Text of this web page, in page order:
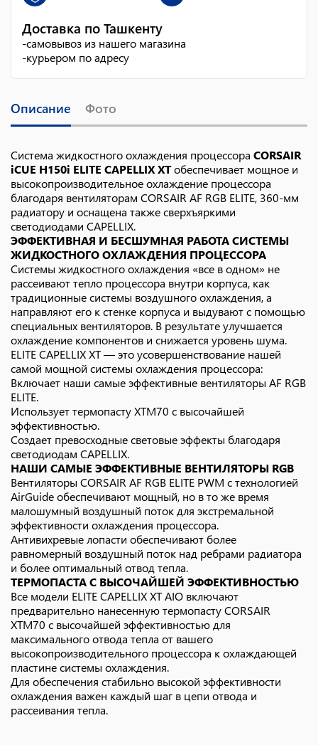
Доставка по Ташкенту
-самовывоз из нашего магазина
-курьером по адресу
Описание Фото
Система жидкостного охлаждения процессора CORSAIR
iCUE H150i ELITE CAPELLIX XTобеспечивает мощное и
высокопроизводительное охлаждение процессора
благодаря вентиляторам CORSAIR AF RGB ELITE, 360-мм
радиатору и оснащена также сверхъяркими
светодиодами CAPELLIX.
ЭФФЕКТИВНАЯ И БЕСШУМНАЯ РАБОТА СИСТЕМЫ
ЖИДКОСТНОГО ОХЛАЖДЕНИЯ ПРОЦЕССОРА
Системы жидкостного охлаждения «все в одном» не
рассеивают тепло процессора внутри корпуса, как
традиционные системы воздушного охлаждения, а
направляют его к стенке корпуса и выдувают с помощью
специальных вентиляторов. В результате улучшается
охлаждение компонентов и снижается уровень шума.
ELITE CAPELLIX XT — это усовершенствование нашей
самой мощной системы охлаждения процессора:
Включает наши самые эффективные вентиляторы AF RGB
ELITE.
Использует термопасту XTM70 с высочайшей
эффективностью.
Создает превосходные световые эффекты благодаря
светодиодам CAPELLIX.
НАШИ САМЫЕ ЭФФЕКТИВНЫЕ ВЕНТИЛЯТОРЫ RGB
Вентиляторы CORSAIR AF RGB ELITE PWM с технологией
AirGuide обеспечивают мощный, но в то же время
малошумный воздушный поток для экстремальной
эффективности охлаждения процессора.
Антивихревые лопасти обеспечивают более
равномерный воздушный поток над ребрами радиатора
и более оптимальный отвод тепла.
ТЕРМОПАСТА С ВЫСОЧАЙШЕЙ ЭФФЕКТИВНОСТЬЮ
Все модели ELITE CAPELLIX XT AIO включают
предварительно нанесенную термопасту CORSAIR
XTM70 с высочайшей эффективностью для
максимального отвода тепла от вашего
высокопроизводительного процессора к охлаждающей
пластине системы охлаждения.
Для обеспечения стабильно высокой эффективности
охлаждения важен каждый шаг в цепи отвода и
рассеивания тепла.